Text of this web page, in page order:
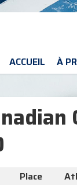
ACCUEIL À
Place